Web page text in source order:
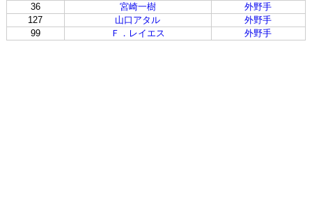
36
宮崎一樹
外野手
127
山口アタル
外野手
99
Ｆ．レイエス 外野手